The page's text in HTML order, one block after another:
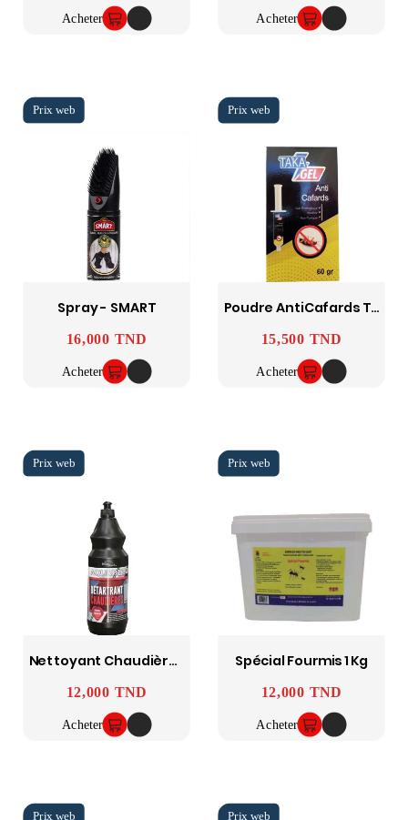
Acheter Acheter
Spray - SMART
Prix
16,000 TND
Acheter
Poudre AntiCafards TAKAGEL 60 Gr
Prix
15,500 TND
Acheter
Nettoyant Chaudière 1L AQUAETRA
Prix
12,000 TND
Acheter
Spécial Fourmis 1 Kg
Prix
12,000 TND
Acheter